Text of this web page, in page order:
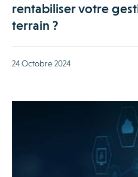
rentabiliser votre
terrain ?
24 Octobre 2024